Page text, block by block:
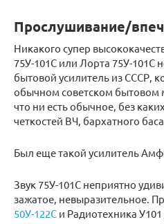
Прослушивание/
Никакого супер
75У-101С или Лорта 75У-101С
бытовой усилитель из СССР,
обычном советском бытовом
что ни есть обычное, без
четкостей ВЧ, бархатного
Был еще такой усилитель
Звук 75У-101С неприятно
зажатое, невыразительное.
50У-122С и Радиотехника